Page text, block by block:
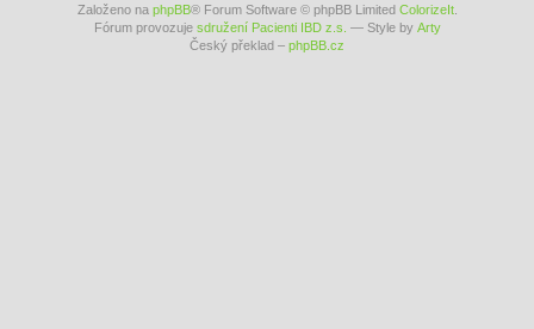
Založeno na phpBB® Forum Software © phpBB Limited ColorizeIt.
Fórum provozuje sdružení Pacienti IBD z.s. — Style by Arty
Český překlad – phpBB.cz